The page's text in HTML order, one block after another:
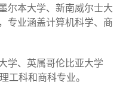
尔本大学、新南威尔士大
专业涵盖计算机科学、商
学、英属哥伦比亚大学
工科和商科专业。